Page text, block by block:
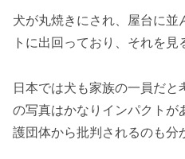
犬が丸焼きにされ、屋台に並
トに出回っており、それを見
日本では犬も家族の一員だと
の写真はかなりインパクトが
護団体から批判されるのも分